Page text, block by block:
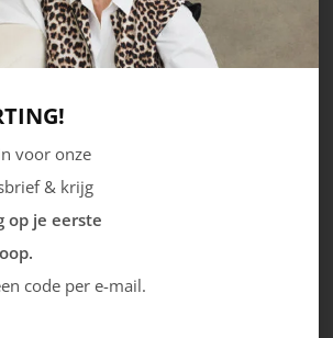
Do 09.30 – 18.00 uur
Vr 09.30 – 20.00 uur
17.30 uur
voor onze
& krijg
op je eerste
code per e-mail.